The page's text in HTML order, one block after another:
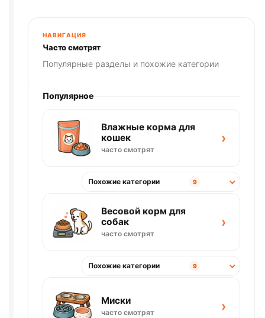
НАВИГАЦИЯ
Часто смотрят
Популярные разделы и похожие категории
Популярное
Влажные корма для
кошек
часто смотрят
›
Похожие категории 9
Весовой корм для
собак
часто смотрят
›
Похожие категории 9
Миски
часто смотрят ›